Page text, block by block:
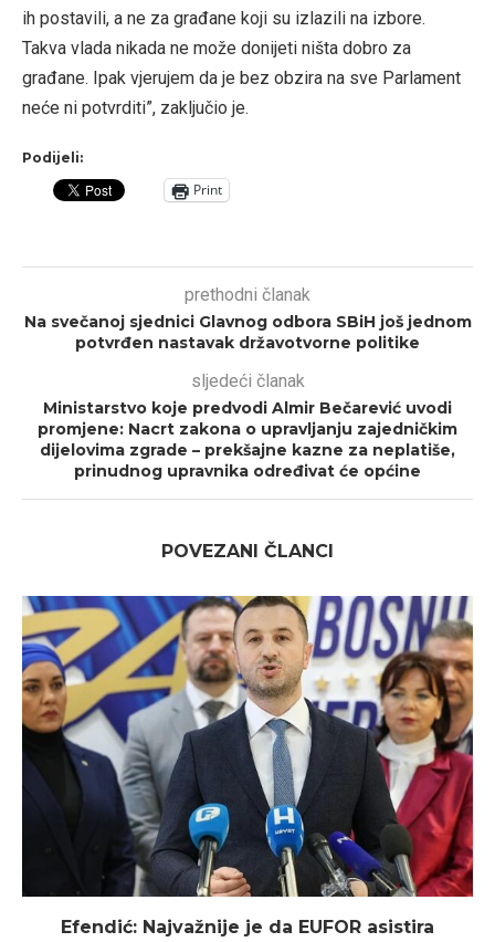
ih postavili, a ne za građane koji su izlazili na izbore.
Takva vlada nikada ne može donijeti ništa dobro za
građane. Ipak vjerujem da je bez obzira na sve Parlament
neće ni potvrditi”, zaključio je.
Podijeli:
Print
prethodni članak
Na svečanoj sjednici Glavnog odbora SBiH još jednom
potvrđen nastavak državotvorne politike
sljedeći članak
Ministarstvo koje predvodi Almir Bečarević uvodi
promjene: Nacrt zakona o upravljanju zajedničkim
dijelovima zgrade – prekšajne kazne za neplatiše,
prinudnog upravnika određivat će općine
POVEZANI ČLANCI
Efendić: Najvažnije je da EUFOR asistira